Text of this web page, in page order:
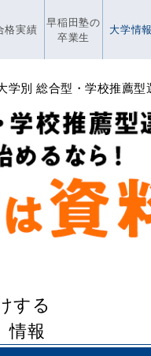
格実績
早稲田塾の
卒業生
大学情報
学別 総合型・学校推薦
する
情報